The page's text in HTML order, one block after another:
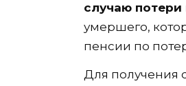
случаю
умершего,
пенсии по
Для получения